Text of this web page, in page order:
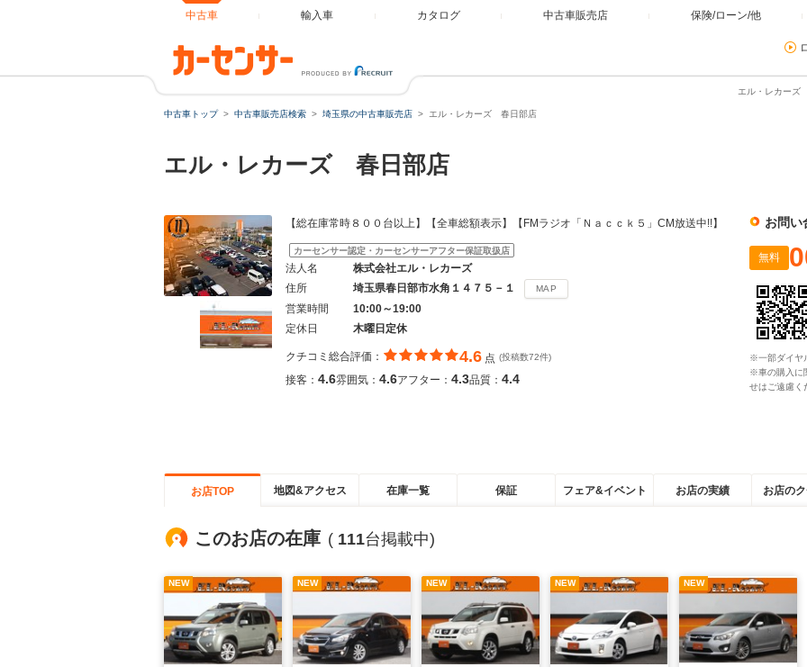
中古車 輸入車 カタログ 中古車販売店 保険/ローン/他
エル・レカーズ
中古車トップ 中古車販売店検索 埼玉県の中古車販売店 エル・レカーズ 春日部店
エル・レカーズ 春日部店
【総在庫常時８００台以上】【全車総額表示】【FMラジオ「Ｎａｃｃｋ５」CM放送中!!】
カーセンサー認定・カーセンサーアフター保証取扱店
法人名
株式会社エル・レカーズ
住所
埼玉県春日部市水角１４７５－１ MAP
営業時間
10:00～19:00
定休日
木曜日定休
クチコミ総合評価： 4.6 点 (投稿数72件)
接客： 4.6雰囲気： 4.6アフター： 4.3品質： 4.4
お問い
無料
※一部ダイヤ
※車の購入に
せはご遠慮く
お店TOP 地図&アクセス 在庫一覧 保証 フェア&イベント お店の実績 お店の
このお店の在庫 ( 111台掲載中)
NEW NEW NEW NEW NEW